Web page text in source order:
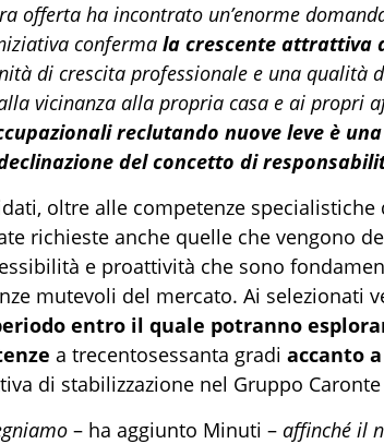
offerta ha incontrato un’enorme
conferma la crescente attrattiva
di crescita professionale e una qualità
vicinanza alla propria casa e ai propri
reclutando nuove leve è
del concetto di
oltre alle competenze
richieste anche quelle che vengono
e proattività che sono
mutevoli del mercato. Ai selezionati
entro il quale potranno
a trecentosessanta gradi accanto
di stabilizzazione nel Gruppo
– ha aggiunto Minuti – affinché il